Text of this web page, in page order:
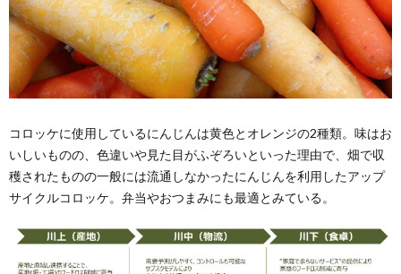
コロッケに使用しているにんじんは黄色とオレンジの2種類。味はお
いしいものの、色違いや見た目がふぞろいといった理由で、畑で収
穫されたものの一般には流通しなかったにんじんを利用したアップ
サイクルコロッケ。弁当やおつまみにも最適とみている。